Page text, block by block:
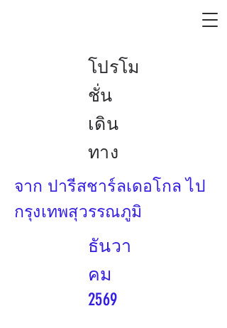
โปรโม
ชั่น
เดิน
ทาง
จาก ปารีสชาร์ลเดอโกล ไป
กรุงเทพสุวรรณภูมิ
ธันวา
คม
2569